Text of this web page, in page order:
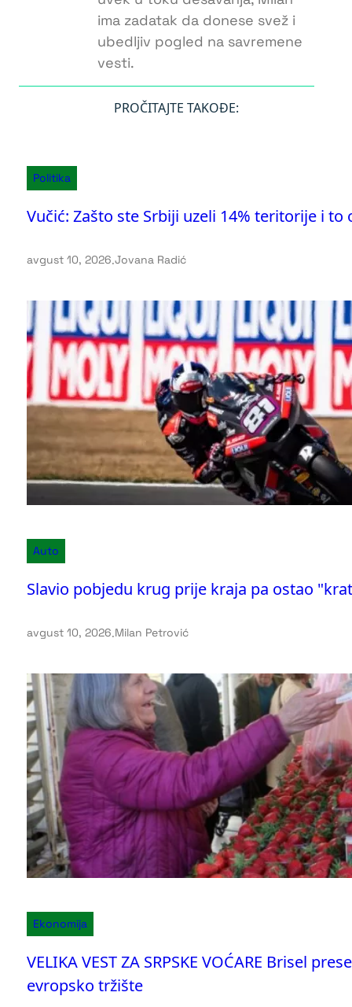
ima zadatak da donese svež i
ubedljiv pogled na savremene
vesti.
PROČITAJTE TAKOĐE:
Politika
Vučić: Zašto ste Srbiji uzeli 14% teritorije i
avgust 10, 2026.Jovana Radić
Auto
Slavio pobjedu krug prije kraja pa ostao
avgust 10, 2026.Milan Petrović
Ekonomija
VELIKA VEST ZA SRPSKE VOĆARE Brisel
evropsko tržište